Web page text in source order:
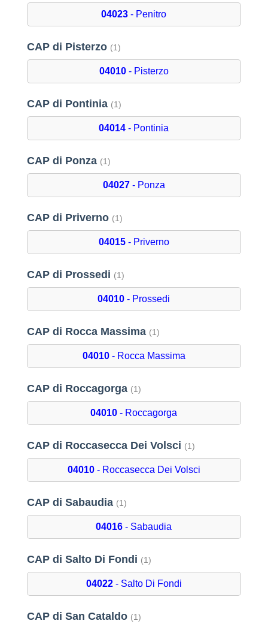
04023 - Penitro
CAP di Pisterzo (1)
04010- Pisterzo
CAP di Pontinia (1)
04014 - Pontinia
CAP di Ponza (1)
04027- Ponza
CAP di Priverno (1)
04015- Priverno
CAP di Prossedi (1)
04010 - Prossedi
CAP di Rocca Massima (1)
04010- Rocca Massima
CAP di Roccagorga (1)
04010 - Roccagorga
CAP di Roccasecca Dei Volsci (1)
04010- Roccasecca Dei Volsci
CAP di Sabaudia (1)
04016 - Sabaudia
CAP di Salto Di Fondi (1)
04022- Salto Di Fondi
CAP di San Cataldo (1)